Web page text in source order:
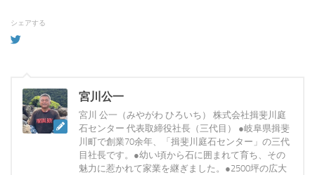
シェアする
宮川公一
宮川 公一（みやがわ ひろいち） 株式会社揖斐川庭
石センター 代表取締役社長（三代目） ●岐阜県揖斐
川町で創業70余年、「揖斐川庭石センター」の三代
目社長です。●幼い頃から石に囲まれて育ち、その
魅力に惹かれて家業を継ぎました。●2500坪の広大